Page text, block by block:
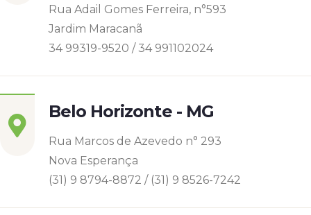
Rua Adail Gomes Ferreira, n°593
Jardim Maracanã
34 99319-9520 / 34 991102024
Belo Horizonte - MG
Rua Marcos de Azevedo n° 293
Nova Esperança
(31) 9 8794-8872 / (31) 9 8526-7242